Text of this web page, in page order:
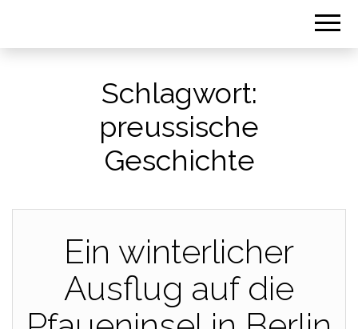
Schlagwort:
preussische
Geschichte
Ein winterlicher
Ausflug auf die